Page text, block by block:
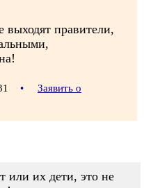
правители,
•
Заявить о
или их дети, это не